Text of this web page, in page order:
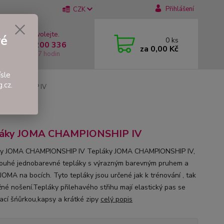
CZK Přihlášení
si rady? Zavolejte.
737 200 336
Pátek: 8 - 17 hodin
0 ks
za 0,00 Kč
IV
JOMA CHAMPIONSHIP IV
JOMA CHAMPIONSHIP IV Tepláky JOMA CHAMPIONSHIP IV,
jednobarevné tepláky s výrazným barevným pruhem a
na bocích. Tyto tepláky jsou určené jak k trénování , tak
nošení.Tepláky přilehavého střihu mají elastický pas se
šńůrkou,kapsy a krátké zipy celý popis